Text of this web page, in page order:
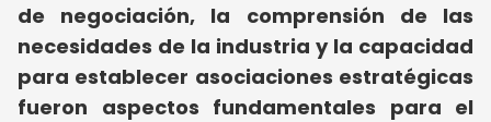
de negociación, la comprensión de las
necesidades de la industria y la capacidad
para establecer asociaciones estratégicas
fueron aspectos fundamentales para el